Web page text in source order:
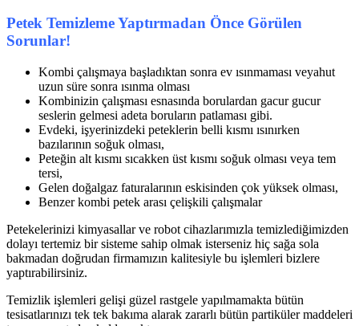
Petek Temizleme Yaptırmadan Önce Görülen
Sorunlar!
Kombi çalışmaya başladıktan sonra ev ısınmaması veyahut
uzun süre sonra ısınma olması
Kombinizin çalışması esnasında borulardan gacur gucur
seslerin gelmesi adeta boruların patlaması gibi.
Evdeki, işyerinizdeki peteklerin belli kısmı ısınırken
bazılarının soğuk olması,
Peteğin alt kısmı sıcakken üst kısmı soğuk olması veya tem
tersi,
Gelen doğalgaz faturalarının eskisinden çok yüksek olması,
Benzer kombi petek arası çelişkili çalışmalar
Petekelerinizi kimyasallar ve robot cihazlarımızla temizlediğimizden
dolayı tertemiz bir sisteme sahip olmak isterseniz hiç sağa sola
bakmadan doğrudan firmamızın kalitesiyle bu işlemleri bizlere
yaptırabilirsiniz.
Temizlik işlemleri gelişi güzel rastgele yapılmamakta bütün
tesisatlarınızı tek tek bakıma alarak zararlı bütün partiküler maddeleri